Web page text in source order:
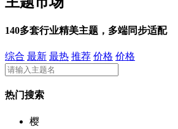
140多套行业精美主题，多端同步适配
综合 最新 最热 推荐 价格 价格
热门搜索
樱